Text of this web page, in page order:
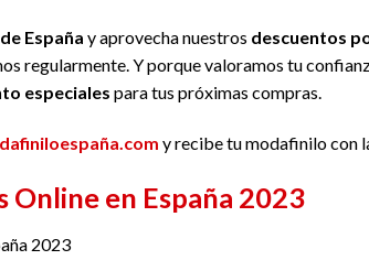
España y aprovecha nuestros descuentos
regularmente. Y porque valoramos tu
especiales para tus próximas compras.
y recibe tu modafinilo con
Online en España 2023
2023